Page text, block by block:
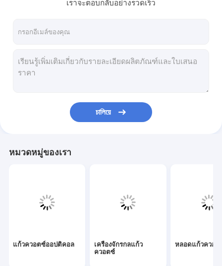
แก้วควอตซ์ออปติคอล
หลอดแก้วควอตซ์
หลอดแก้วบอโรซิลิเกต
อะไหล่เลเซอร์
เครื่องควอตซ์
ชิ้นส่วนกระจกแบบกำหนดเอง
เราจะตอบกลับอย่างรวดเร็ว
চালিয়ে
หมวดหมู่ของเรา
แก้วควอตซ์ออปติคอล
เครื่องจักรกลแก้ว
ควอตซ์
หลอดแก้วควอต